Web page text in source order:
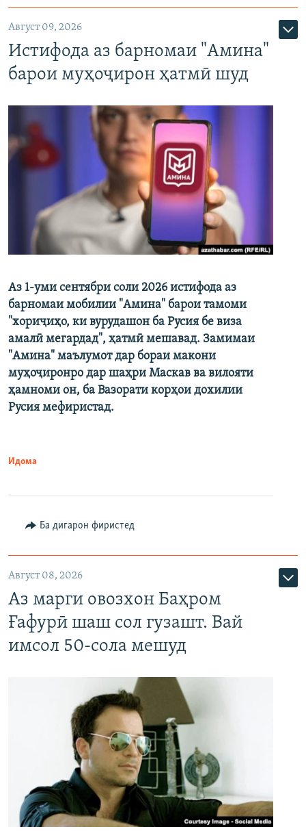
Август 09, 2026
Истифода аз барномаи "Амина"
барои муҳоҷирон ҳатмӣ шуд
Аз 1-уми сентябри соли 2026 истифода аз
барномаи мобилии "Амина" барои тамоми
"хориҷиҳо, ки вурудашон ба Русия бе виза
амалӣ мегардад", ҳатмӣ мешавад. Замимаи
"Амина" маълумот дар бораи макони
муҳоҷиронро дар шаҳри Маскав ва вилояти
ҳамноми он, ба Вазорати корҳои дохилии
Русия мефиристад.
Идома
Ба дигарон фиристед
Август 08, 2026
Аз марги овозхон Баҳром
Ғафурӣ шаш сол гузашт. Вай
имсол 50-сола мешуд